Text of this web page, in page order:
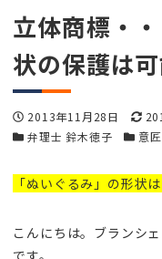
立体商標・
状の保護は
投稿日
2013年11月28日 更
カテゴリー
弁理士 鈴木徳子 カテゴ
意匠
「ぬいぐるみ」の形状
こんにちは。ブランシ